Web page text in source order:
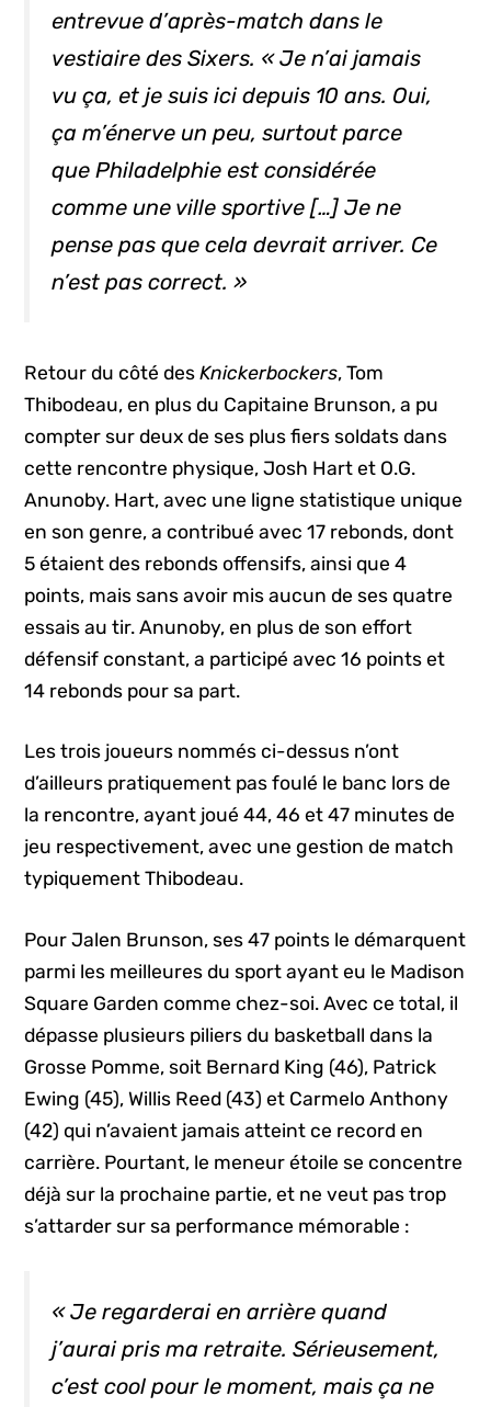
entrevue d’après-match dans le
vestiaire desSixers. « Je n’ai jamais
vu ça, et je suis ici depuis 10 ans. Oui,
ça m’énerve un peu, surtout parce
que Philadelphie est considérée
comme une ville sportive […] Je ne
pense pas que cela devrait arriver. Ce
n’est pas correct. »
Retour du côté desKnickerbockers, Tom
Thibodeau, en plus du Capitaine Brunson, a pu
compter sur deux de ses plus fiers soldats dans
cette rencontre physique, Josh Hart et O.G.
Anunoby. Hart, avec une ligne statistique unique
en son genre, a contribué avec 17 rebonds, dont
5 étaient des rebonds offensifs, ainsi que 4
points, mais sans avoir mis aucun de ses quatre
essais au tir. Anunoby, en plus de son effort
défensif constant, a participé avec 16 points et
14 rebonds pour sa part.
Les trois joueurs nommés ci-dessus n’ont
d’ailleurs pratiquement pas foulé le banc lors de
la rencontre, ayant joué 44, 46 et 47 minutes de
jeu respectivement, avec une gestion de match
typiquement Thibodeau.
Pour Jalen Brunson, ses 47 points le démarquent
parmi les meilleures du sport ayant eu le Madison
Square Garden comme chez-soi. Avec ce total, il
dépasse plusieurs piliers du basketball dans la
Grosse Pomme, soit Bernard King (46), Patrick
Ewing (45), Willis Reed (43) et Carmelo Anthony
(42) qui n’avaient jamais atteint ce record en
carrière. Pourtant, le meneur étoile se concentre
déjà sur la prochaine partie, et ne veut pas trop
s’attarder sur sa performance mémorable :
« Je regarderai en arrière quand
j’aurai pris ma retraite. Sérieusement,
c’estcool pour le moment, mais ça ne